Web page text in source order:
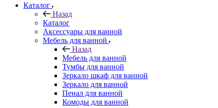
Каталог
Назад
Каталог
Аксессуары для ванной
Мебель для ванной
Назад
Мебель для ванной
Тумбы для ванной
Зеркало шкаф для ванной
Зеркало для ванной
Пенал для ванной
Комоды для ванной